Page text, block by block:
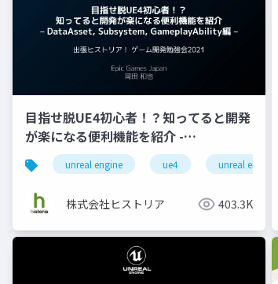
目指せ脱UE4初心者！？知ってると開発
が楽になる便利機能を紹介 -
DataAsset, Subsystem,
GameplayAbility編 -
unreal engine ue4 unreal engine 4
株式会社ヒストリア 403.3K